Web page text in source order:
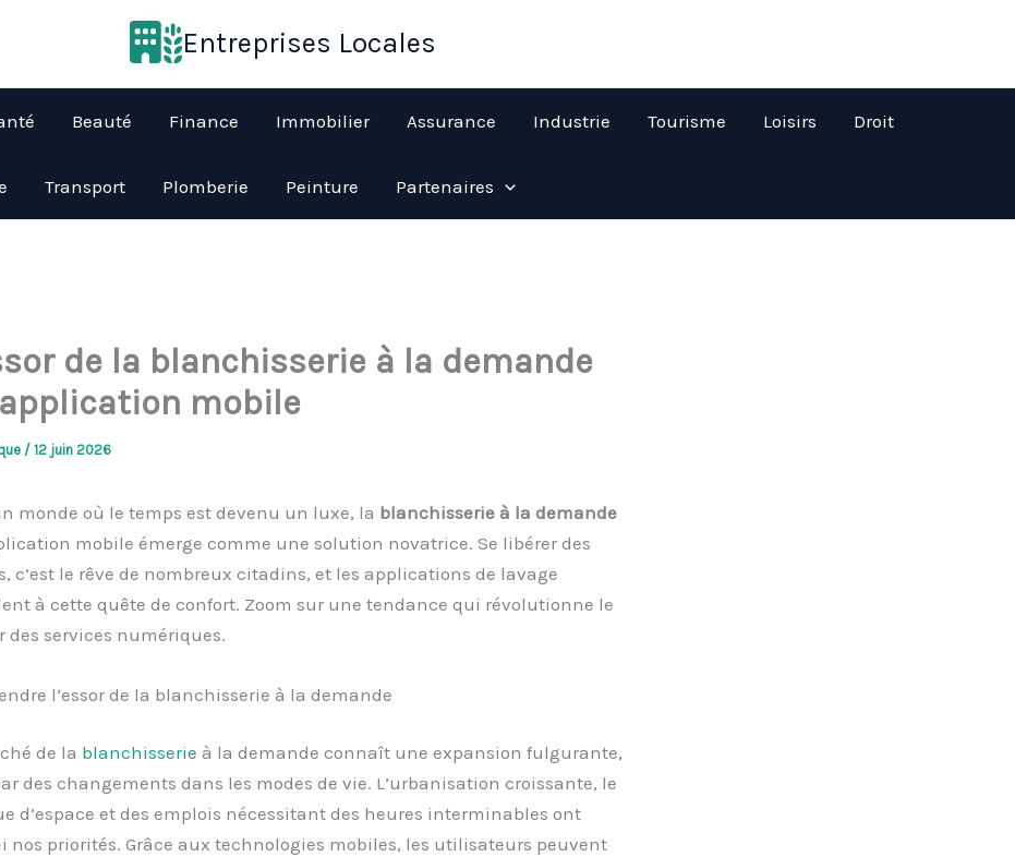
Entreprises Locales
Beauté Finance Immobilier Assurance Industrie Tourisme Loisirs Droit
Transport Plomberie Peinture Partenaires
de la blanchisserie à la demande
mobile
/ 12 juin 2026
monde où le temps est devenu un luxe, la blanchisserie à la demande
mobile émerge comme une solution novatrice. Se libérer des
c’est le rêve de nombreux citadins, et les applications de lavage
à cette quête de confort. Zoom sur une tendance qui révolutionne le
des services numériques.
l’essor de la blanchisserie à la demande
de la blanchisserie à la demande connaît une expansion fulgurante,
des changements dans les modes de vie. L’urbanisation croissante, le
d’espace et des emplois nécessitant des heures interminables ont
nos priorités. Grâce aux technologies mobiles, les utilisateurs peuvent